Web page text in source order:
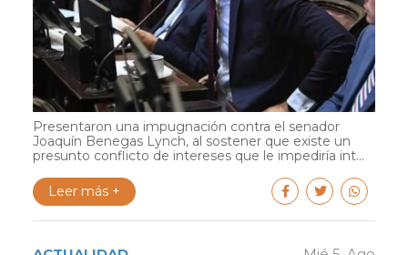
Presentaron una impugnación contra el senador
Joaquín Benegas Lynch, al sostener que existe un
presunto conflicto de intereses que le impediría int...
Leer más +